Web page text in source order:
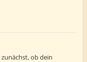
ob dein